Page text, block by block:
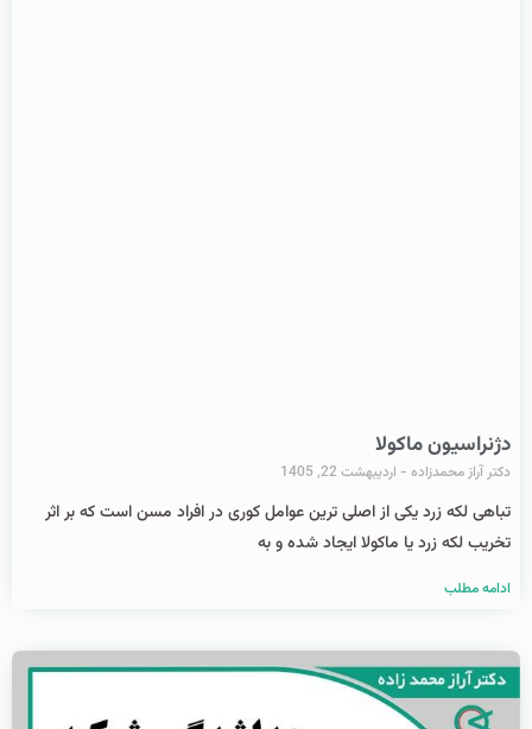
دژنراسیون ماکولا
دکتر آراز محمدزاده اردیبهشت 22, 1405
تباهی لکه زرد یکی از اصلی ترین عوامل کوری در افراد مسن است که بر اثر
تخریب لکه زرد یا ماکولا ایجاد شده و به
ادامه مطلب